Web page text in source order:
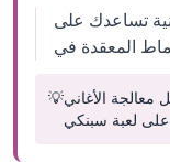
تساعدك على
💡معالجة الأغاني